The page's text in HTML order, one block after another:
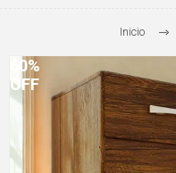
Inicio
60%
OFF